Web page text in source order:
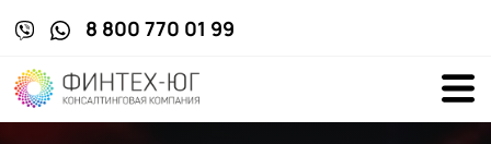
8 800 770 01 99